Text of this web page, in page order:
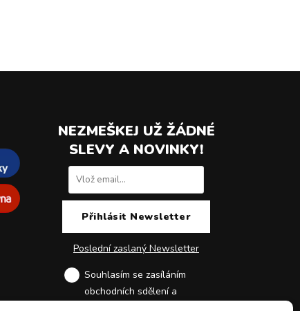
NEZMEŠKEJ UŽ ŽÁDNÉ
SLEVY A NOVINKY!
Poslední zaslaný Newsletter
Souhlasím se zasíláním
obchodních sdělení a